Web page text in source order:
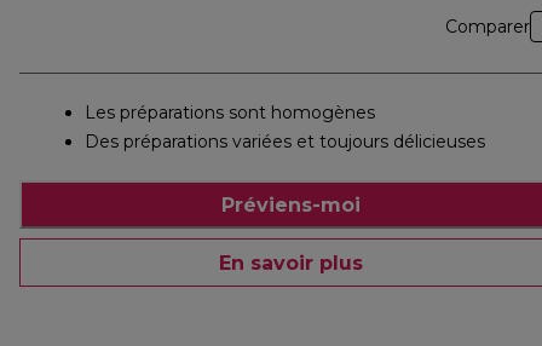
Comparer
Les préparations sont homogènes
Des préparations variées et toujours délicieuses
Préviens-moi
En savoir plus